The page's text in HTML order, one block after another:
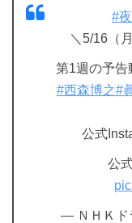
#
＼5/16（
第1週の予告
#西森博之#
公式
公
— ＮＨＫド